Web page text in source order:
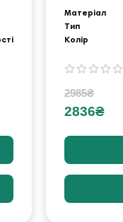
Матеріал
Тип
Колір
2985₴
2836₴